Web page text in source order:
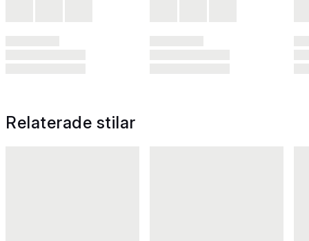
Relaterade stilar